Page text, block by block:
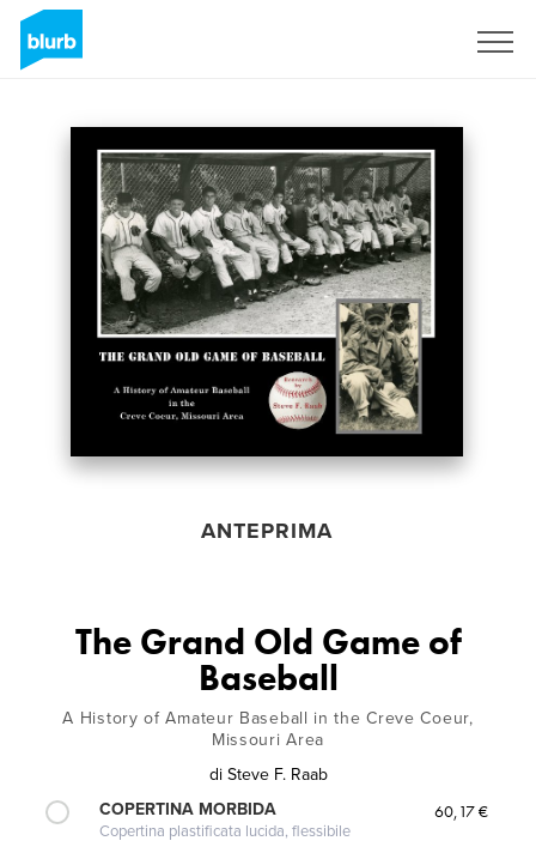
ANTEPRIMA
The Grand Old Game of
Baseball
A History of Amateur Baseball in the Creve Coeur,
Missouri Area
di Steve F. Raab
COPERTINA MORBIDA
Copertina plastificata lucida, flessibile
60,17 €